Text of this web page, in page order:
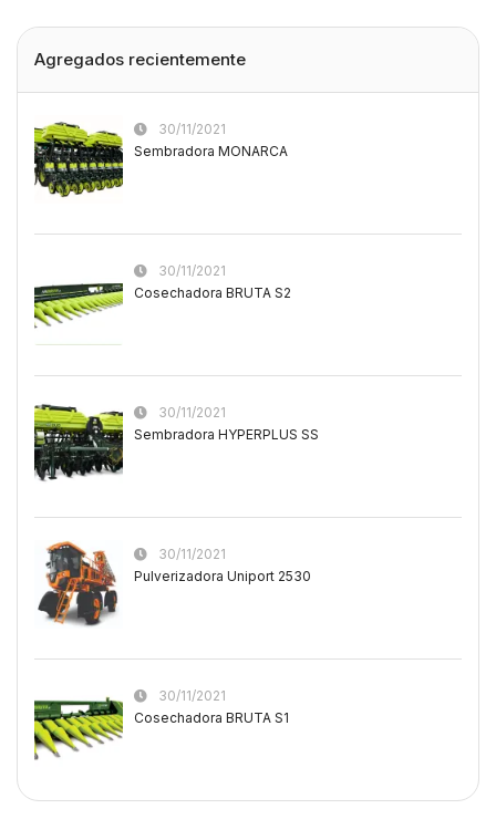
Agregados recientemente
30/11/2021
Sembradora MONARCA
30/11/2021
Cosechadora BRUTA S2
30/11/2021
Sembradora HYPERPLUS SS
30/11/2021
Pulverizadora Uniport 2530
30/11/2021
Cosechadora BRUTA S1